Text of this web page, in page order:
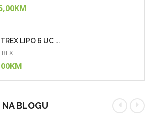
LIPO 6 UC ...
BLOGU